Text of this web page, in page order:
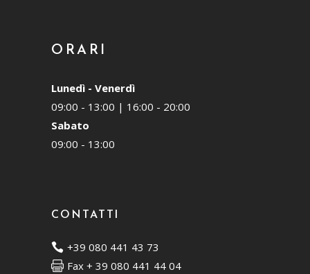
ORARI
Lunedì - Venerdì
09:00 - 13:00 | 16:00 - 20:00
Sabato
09:00 - 13:00
CONTATTI
+39 080 441 43 73
Fax + 39 080 441 44 04